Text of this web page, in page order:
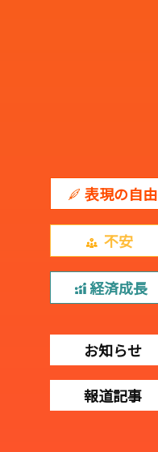
表現の自由
不安
経済成長
お知らせ
報道記事